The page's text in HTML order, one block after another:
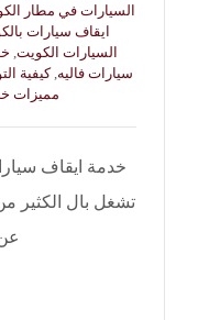
السيارات في مطار
ايقاف سيارات
السيارات الكويت
سيارات فاليه ,كيفية
مميزات
خدمة ايقاف
تشغل بال الكثير